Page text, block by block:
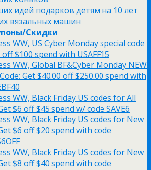
идей подарков детям на 10 лет
вязальных машин
Скидки
WW, US Cyber Monday special code
$100 spend with USAFF15
WW, Global BF&Cyber Monday NEW
Get $40.00 off $250.00 spend with
WW, Black Friday US codes for All
$6 off $45 spend w/ code SAVE6
WW, Black Friday US codes for New
$6 off $20 spend with code
WW, Black Friday US codes for New
$8 off $40 spend with code